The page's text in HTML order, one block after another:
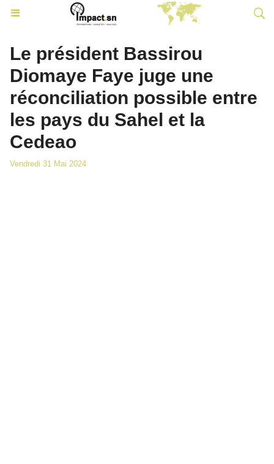
Le président Bassirou
Diomaye Faye juge une
réconciliation possible entre
les pays du Sahel et la
Cedeao
Vendredi 31 Mai 2024